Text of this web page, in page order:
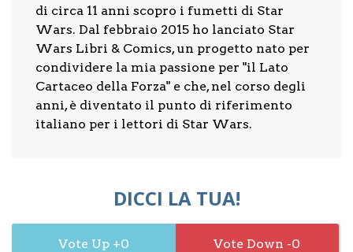
di circa 11 anni scopro i fumetti di Star
Wars. Dal febbraio 2015 ho lanciato Star
Wars Libri & Comics, un progetto nato per
condividere la mia passione per "il Lato
Cartaceo della Forza" e che, nel corso degli
anni, è diventato il punto di riferimento
italiano per i lettori di Star Wars.
DICCI LA TUA!
0 0